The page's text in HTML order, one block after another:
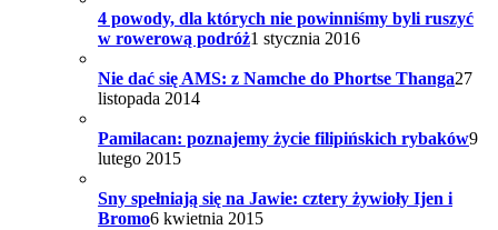
4 powody, dla których nie powinniśmy byli ruszyć
w rowerową podróż1 stycznia 2016
Nie dać się AMS: z Namche do Phortse Thanga27
listopada 2014
Pamilacan: poznajemy życie filipińskich rybaków9
lutego 2015
Sny spełniają się na Jawie: cztery żywioły Ijen i
Bromo6 kwietnia 2015